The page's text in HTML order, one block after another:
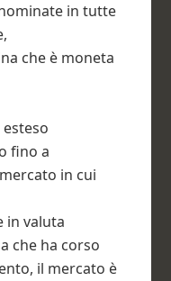
in tutte
che è moneta
fino a
in cui
in valuta
che ha corso
il mercato è